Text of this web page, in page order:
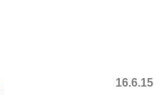
16.6.15